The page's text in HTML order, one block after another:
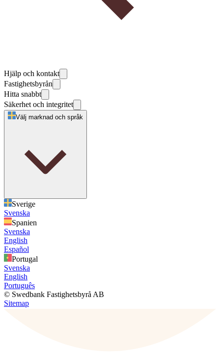
Hjälp och kontakt
Fastighetsbyrån
Hitta snabbt
Säkerhet och integritet
Välj marknad och språk
Sverige
Svenska
Spanien
Svenska
English
Español
Portugal
Svenska
English
Português
© Swedbank Fastighetsbyrå AB
Sitemap